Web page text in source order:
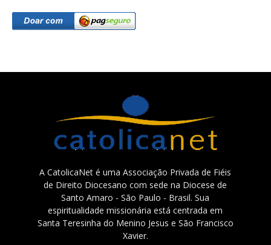
A CatolicaNet é uma Associação Privada de Fiéis
de Direito Diocesano com sede na Diocese de
Santo Amaro - São Paulo - Brasil. Sua
espiritualidade missionária está centrada em
Santa Teresinha do Menino Jesus e São Francisco
Xavier.